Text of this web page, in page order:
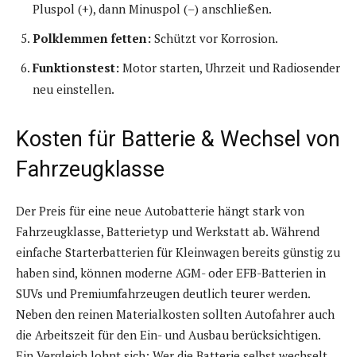
Pluspol (+), dann Minuspol (–) anschließen.
Polklemmen fetten: Schützt vor Korrosion.
Funktionstest: Motor starten, Uhrzeit und Radiosender
neu einstellen.
Kosten für Batterie & Wechsel von
Fahrzeugklasse
Der Preis für eine neue Autobatterie hängt stark von
Fahrzeugklasse, Batterietyp und Werkstatt ab. Während
einfache Starterbatterien für Kleinwagen bereits günstig zu
haben sind, können moderne AGM- oder EFB-Batterien in
SUVs und Premiumfahrzeugen deutlich teurer werden.
Neben den reinen Materialkosten sollten Autofahrer auch
die Arbeitszeit für den Ein- und Ausbau berücksichtigen.